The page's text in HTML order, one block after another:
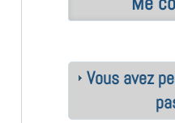
Vous avez